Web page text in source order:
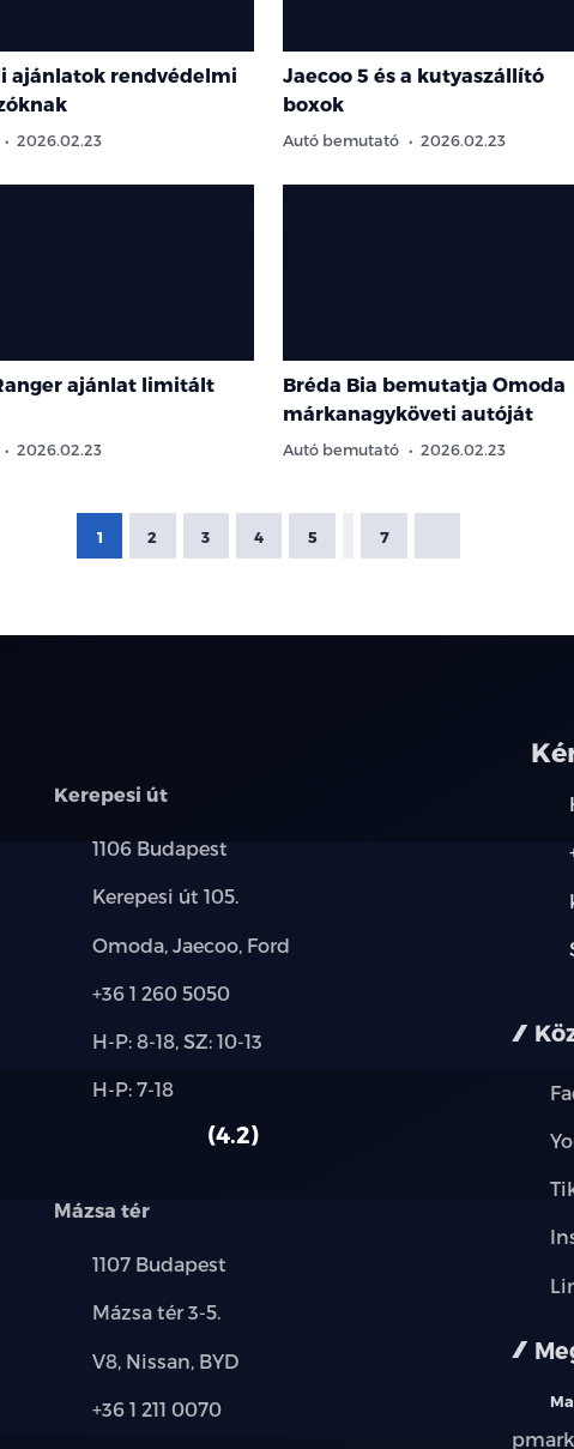
ajánlatok rendvédelmi
2026.02.23
Jaecoo 5 és a kutyaszállító
boxok
Autó bemutató 2026.02.23
ajánlat limitált
2026.02.23
Bréda Bia bemutatja Omoda
márkanagyköveti autóját
Autó bemutató 2026.02.23
1 2 3 4 5 7
Kerepesi út
Település:
1106 Budapest
Cím:
Kerepesi út 105.
Márkák:
Omoda, Jaecoo, Ford
Telefon:
+36 1 260 5050
Új-
használt
H-P: 8-18, SZ: 10-13
Alkatrész,
H-P: 7-18
4.2
Mázsa tér
Település:
1107 Budapest
Cím:
Mázsa tér 3-5.
Márkák:
V8, Nissan, BYD
Telefon:
+36 1 211 0070